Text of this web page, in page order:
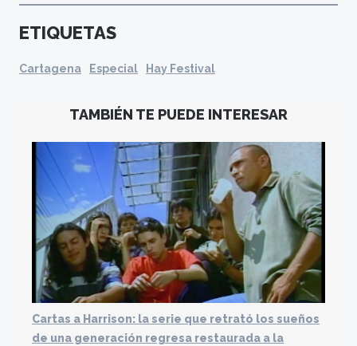
ETIQUETAS
Cartagena Especial Hay Festival
TAMBIÉN TE PUEDE INTERESAR
Cartas a Harrison: la serie que retrató los sueños
de una generación regresa restaurada a la